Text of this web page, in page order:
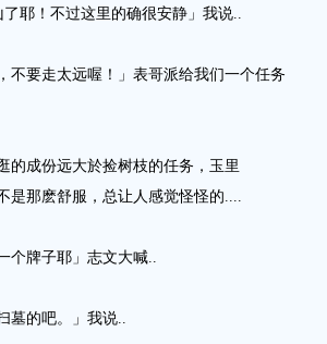
了耶！不过这里的确很安静」我说..
不要走太远喔！」表哥派给我们一个任务
的成份远大於捡树枝的任务，玉里
是那麽舒服，总让人感觉怪怪的....
个牌子耶」志文大喊..
墓的吧。」我说..